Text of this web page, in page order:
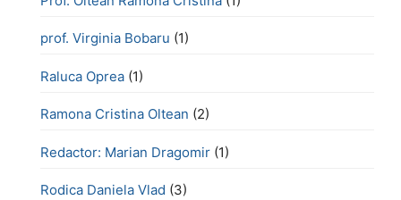
prof. Virginia Bobaru (1)
Raluca Oprea (1)
Ramona Cristina Oltean (2)
Redactor: Marian Dragomir (1)
Rodica Daniela Vlad (3)